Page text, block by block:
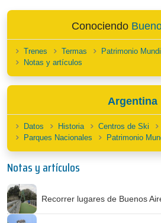
Conociendo
Trenes Termas Patrimonio
Notas y artículos
Argentina
Datos Historia Centros de Ski
Parques Nacionales
Patrimonio
Notas y artículos
Recorrer lugares de Buenos